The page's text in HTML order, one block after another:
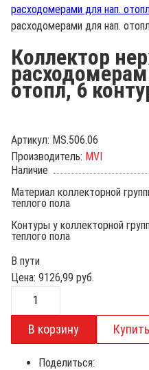
расходомерами для нап.
расходомерами для нап.
Коллектор
отопл, 6
Артикул: MS.506.06
Производитель: MVI
Наличие
Материал коллекторной
теплого пола
Контуры у коллекторной
теплого пола
В пути
Цена: 9126,99 руб.
Поделиться: